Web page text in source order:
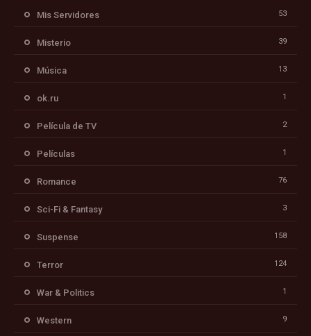
Mis Servidores 53
Misterio 39
Música 13
ok.ru 1
Película de TV 2
Películas 1
Romance 76
Sci-Fi & Fantasy 3
Suspense 158
Terror 124
War & Politics 1
Western 9